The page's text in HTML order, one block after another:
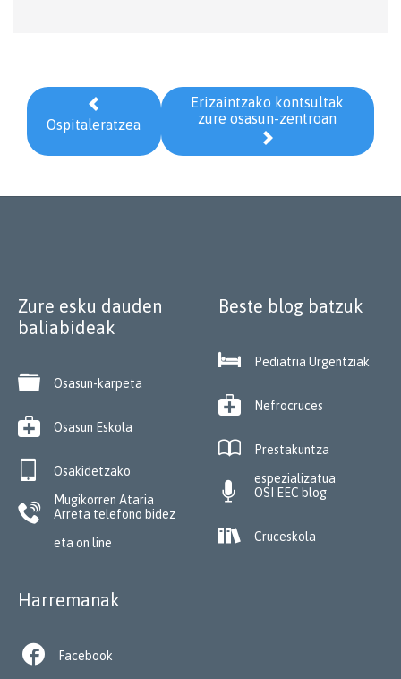

Ospitaleratzea
Erizaintzako kontsultak
zure osasun-zentroan

Zure esku dauden
baliabideak
 Osasun-karpeta
 Osasun Eskola

Osakidetzako
Mugikorren Ataria

Arreta telefono bidez
eta on line
Beste blog batzuk
 Pediatria Urgentziak
 Nefrocruces

Prestakuntza
espezializatua
 OSI EEC blog
 Cruceskola
Harremanak
 Facebook